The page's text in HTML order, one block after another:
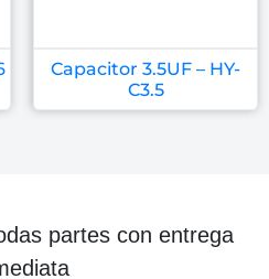
Capacitor 3.5UF – HY-
C3.5
partes con entrega